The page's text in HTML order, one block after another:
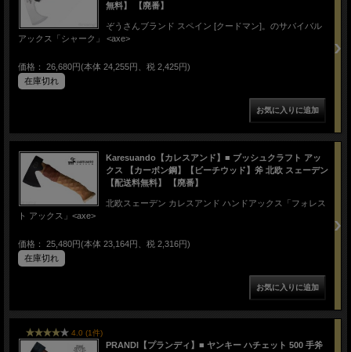
無料】 【廃番】
ぞうさんブランド スペイン [クードマン]。のサバイバル
アックス「シャーク」 <axe>
価格： 26,680円(本体 24,255円、税 2,425円)
在庫切れ
Karesuando【カレスアンド】■ ブッシュクラフト アッ
クス 【カーボン鋼】【ビーチウッド】斧 北欧 スェーデン
【配送料無料】 【廃番】
北欧スェーデン カレスアンド ハンドアックス「フォレス
ト アックス」<axe>
価格： 25,480円(本体 23,164円、税 2,316円)
在庫切れ
4.0 (1件)
PRANDI【プランディ】■ ヤンキー ハチェット 500 手斧